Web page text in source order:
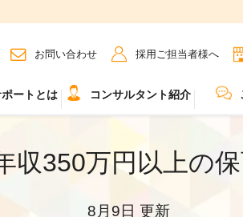
お問い合わせ 採用ご担当者様へ
ートとは コンサルタント紹介
収350万円以上の
8月9日 更新